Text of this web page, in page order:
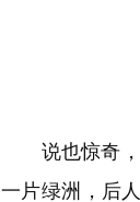
说也惊奇，
一片绿洲，后